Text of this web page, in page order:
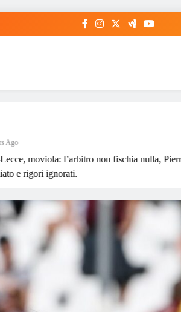
l’arbitro non fischia nulla, Pierret
ignorati.